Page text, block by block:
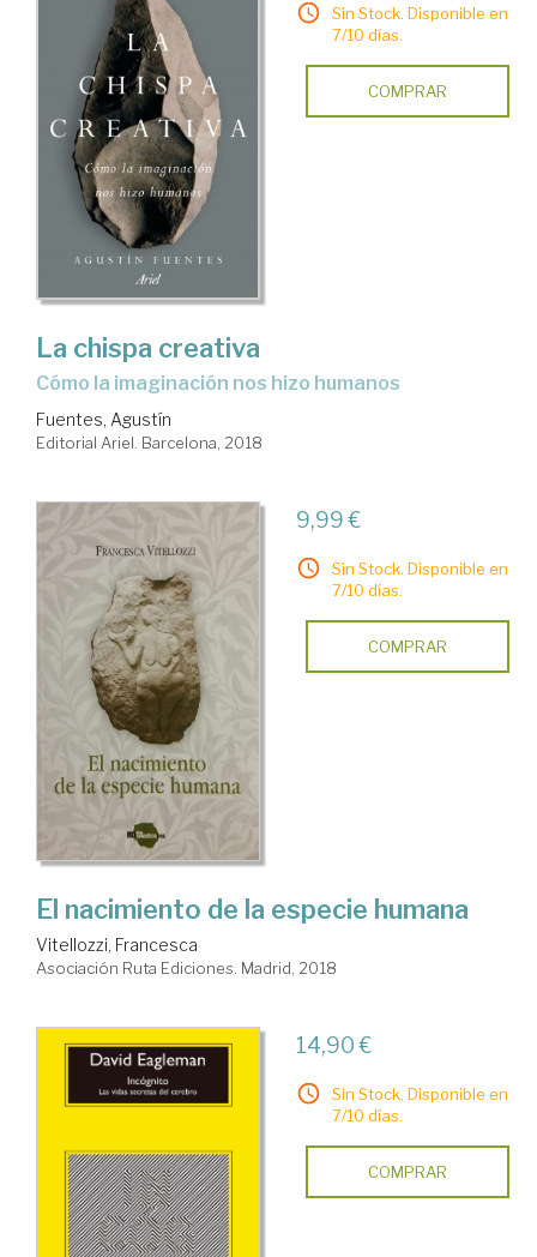
Sin Stock. Disponible en
7/10 días.
COMPRAR
La chispa creativa
cómo la imaginación nos hizo humanos
Fuentes, Agustín
Editorial Ariel. Barcelona, 2018
9,99 €
Sin Stock. Disponible en
7/10 días.
COMPRAR
El nacimiento de la especie humana
Vitellozzi, Francesca
Asociación Ruta Ediciones. Madrid, 2018
14,90 €
Sin Stock. Disponible en
7/10 días.
COMPRAR